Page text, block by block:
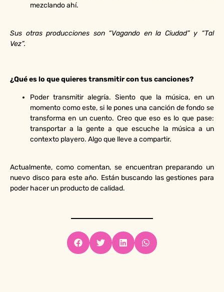
mezclando ahí.
Sus otras producciones son “Vagando en la Ciudad” y “Tal
Vez”.
¿Qué es lo que quieres transmitir con tus canciones?
Poder transmitir alegría. Siento que la música, en un
momento como este, si le pones una canción de fondo se
transforma en un cuento. Creo que eso es lo que pase:
transportar a la gente a que escuche la música a un
contexto playero. Algo que lleve a compartir.
Actualmente, como comentan, se encuentran preparando un
nuevo disco para este año. Están buscando las gestiones para
poder hacer un producto de calidad.